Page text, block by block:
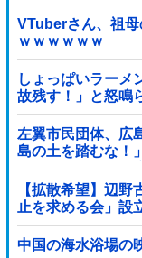
VTuberさん、祖
ｗｗｗｗｗｗ
しょっぱいラーメ
故残す！」と怒
ろあり得ない」と
好みは自由だろ！
左翼市民団体、広
島の土を踏むな！
ゃ！」「ワシらが
【拡散希望】辺
止を求める会」
ラファン立ち上げ
中国の海水浴場の